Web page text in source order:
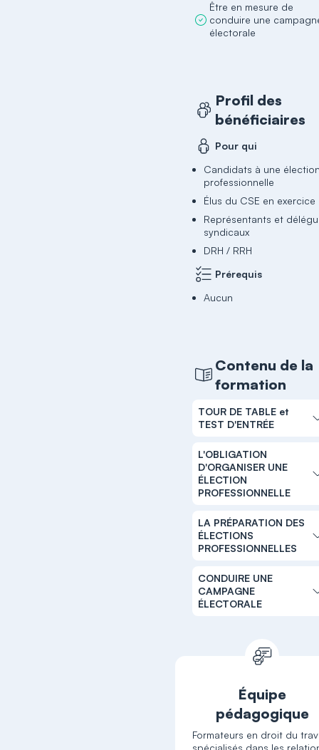
Être en mesure de
conduire une
électorale
Profil des
bénéficiaires
Pour qui
Candidats à une
professionnelle
Élus du CSE en exercice
Représentants et
syndicaux
DRH / RRH
Prérequis
Aucun
Contenu de la
formation
TOUR DE TABLE et
TEST D'ENTRÉE
L'OBLIGATION
D'ORGANISER UNE
ÉLECTION
PROFESSIONNELLE
LA PRÉPARATION DES
ÉLECTIONS
PROFESSIONNELLES
CONDUIRE UNE
CAMPAGNE
ÉLECTORALE
Équipe
pédagogique
Formateurs en droit du
spécialisés dans les